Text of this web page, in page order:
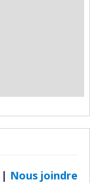
| Nous joindre